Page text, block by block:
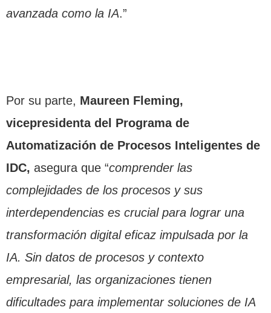
avanzada como la IA.”
Por su parte, Maureen Fleming,
vicepresidenta del Programa de
Automatización de Procesos Inteligentes de
IDC, asegura que “comprender las
complejidades de los procesos y sus
interdependencias es crucial para lograr una
transformación digital eficaz impulsada por la
IA. Sin datos de procesos y contexto
empresarial, las organizaciones tienen
dificultades para implementar soluciones de IA